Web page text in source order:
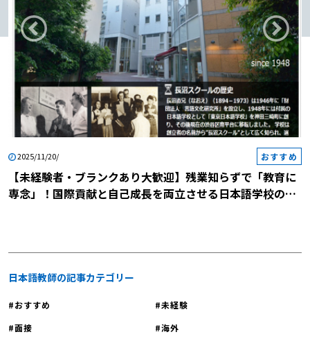
2025/11/20/ おすすめ
【未経験者・ブランクあり大歓迎】残業知らずで「教育に
専念」！国際貢献と自己成長を両立させる日本語学校の説
日本語教師の記事カテゴリー
おすすめ
未経験
面接
海外